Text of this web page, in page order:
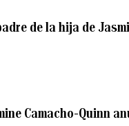
de la hija de
Camacho-Quinn